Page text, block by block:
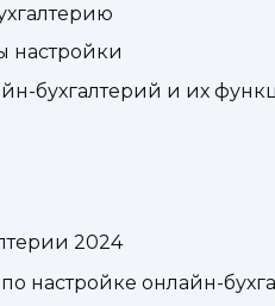
настройки
бухгалтерий и их
2024
настройке онлайн-